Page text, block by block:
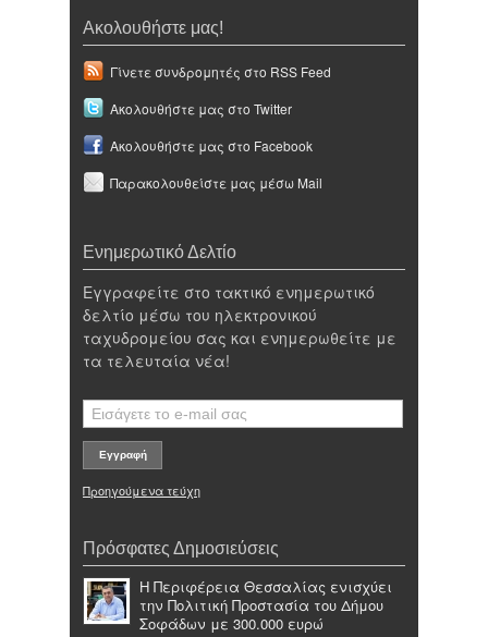
Ακολουθήστε μας!
Γίνετε συνδρομητές στο RSS Feed
Ακολουθήστε μας στο Twitter
Ακολουθήστε μας στο Facebook
Παρακολουθείστε μας μέσω Mail
Ενημερωτικό Δελτίο
Εγγραφείτε στο τακτικό ενημερωτικό
δελτίο μέσω του ηλεκτρονικού
ταχυδρομείου σας και ενημερωθείτε με
τα τελευταία νέα!
Προηγούμενα τεύχη
Πρόσφατες Δημοσιεύσεις
Η Περιφέρεια Θεσσαλίας ενισχύει
την Πολιτική Προστασία του Δήμου
Σοφάδων με 300.000 ευρώ